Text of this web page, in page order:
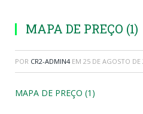
MAPA DE PREÇO (1)
POR CR2-ADMIN4 EM 25 DE AGOSTO DE
MAPA DE PREÇO (1)